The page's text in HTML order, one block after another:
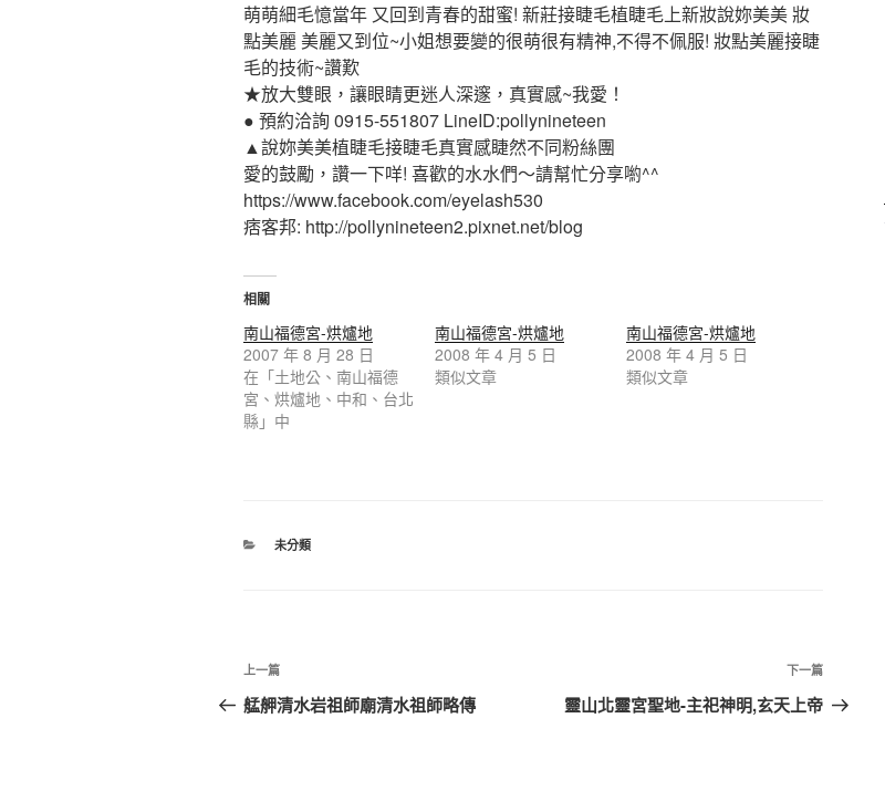
萌萌細毛憶當年 又回到青春的甜蜜! 新莊接睫毛植睫毛上新妝說妳美美 妝
點美麗 美麗又到位~小姐想要變的很萌很有精神,不得不佩服! 妝點美麗接睫
毛的技術~讚歎
★放大雙眼，讓眼睛更迷人深邃，真實感~我愛！
● 預約洽詢 0915-551807 LineID:pollynineteen
▲說妳美美植睫毛接睫毛真實感睫然不同粉絲團
愛的鼓勵，讚一下咩! 喜歡的水水們～請幫忙分享喲^^
https://www.facebook.com/eyelash530
痞客邦: http://pollynineteen2.pixnet.net/blog
相關
南山福德宮-烘爐地
2007 年 8 月 28 日
在「土地公、南山福德
宮、烘爐地、中和、台北
縣」中
南山福德宮-烘爐地
2008 年 4 月 5 日
類似文章
南山福德宮-烘爐地
2008 年 4 月 5 日
類似文章
未分類
上一篇
艋舺清水岩祖師廟清水祖師略傳
下一篇
靈山北靈宮聖地-主祀神明,玄天上帝